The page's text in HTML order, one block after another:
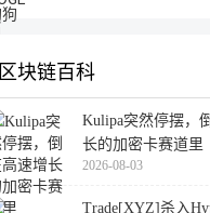
区块链百科
Kulipa突然停摆，
长的加密卡赛道里
2026-08-03
Trade[XYZ]杀入